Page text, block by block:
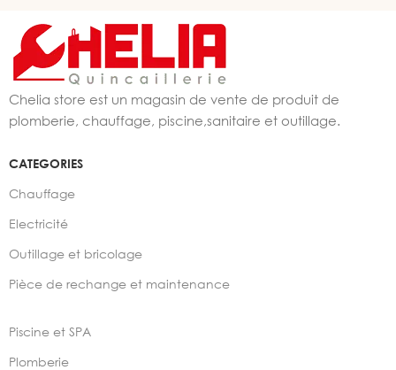
Chelia store est un magasin de vente de produit de
plomberie, chauffage, piscine,sanitaire et outillage.
CATEGORIES
Chauffage
Electricité
Outillage et bricolage
Pièce de rechange et maintenance
Piscine et SPA
Plomberie